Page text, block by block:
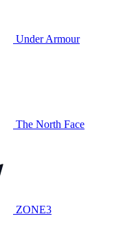
Under Armour
The North Face
ZONE3